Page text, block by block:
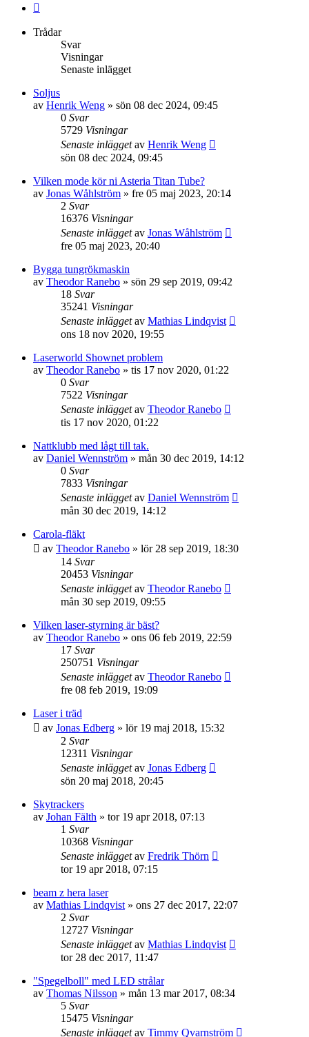
Trådar
Svar
Visningar
Senaste inlägget
Soljus
av Henrik Weng » sön 08 dec 2024, 09:45
0 Svar
5729 Visningar
Senaste inläggetav Henrik Weng
sön 08 dec 2024, 09:45
Vilken mode kör ni Asteria Titan Tube?
av Jonas Wåhlström » fre 05 maj 2023, 20:14
2 Svar
16376 Visningar
Senaste inläggetav Jonas Wåhlström
fre 05 maj 2023, 20:40
Bygga tungrökmaskin
av Theodor Ranebo » sön 29 sep 2019, 09:42
18 Svar
35241 Visningar
Senaste inläggetav Mathias Lindqvist
ons 18 nov 2020, 19:55
Laserworld Shownet problem
av Theodor Ranebo » tis 17 nov 2020, 01:22
0 Svar
7522 Visningar
Senaste inläggetav Theodor Ranebo
tis 17 nov 2020, 01:22
Nattklubb med lågt till tak.
av Daniel Wennström » mån 30 dec 2019, 14:12
0 Svar
7833 Visningar
Senaste inläggetav Daniel Wennström
mån 30 dec 2019, 14:12
Carola-fläkt
av Theodor Ranebo » lör 28 sep 2019, 18:30
14 Svar
20453 Visningar
Senaste inläggetav Theodor Ranebo
mån 30 sep 2019, 09:55
Vilken laser-styrning är bäst?
av Theodor Ranebo » ons 06 feb 2019, 22:59
17 Svar
250751 Visningar
Senaste inläggetav Theodor Ranebo
fre 08 feb 2019, 19:09
Laser i träd
av Jonas Edberg » lör 19 maj 2018, 15:32
2 Svar
12311 Visningar
Senaste inläggetav Jonas Edberg
sön 20 maj 2018, 20:45
Skytrackers
av Johan Fälth » tor 19 apr 2018, 07:13
1 Svar
10368 Visningar
Senaste inläggetav Fredrik Thörn
tor 19 apr 2018, 07:15
beam z hera laser
av Mathias Lindqvist » ons 27 dec 2017, 22:07
2 Svar
12727 Visningar
Senaste inläggetav Mathias Lindqvist
tor 28 dec 2017, 11:47
"Spegelboll" med LED strålar
av Thomas Nilsson » mån 13 mar 2017, 08:34
5 Svar
15475 Visningar
Senaste inläggetav Timmy Qvarnström